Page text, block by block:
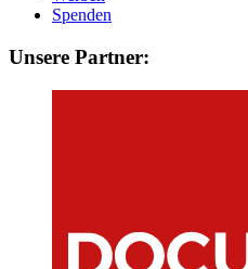
Spenden
Unsere Partner: